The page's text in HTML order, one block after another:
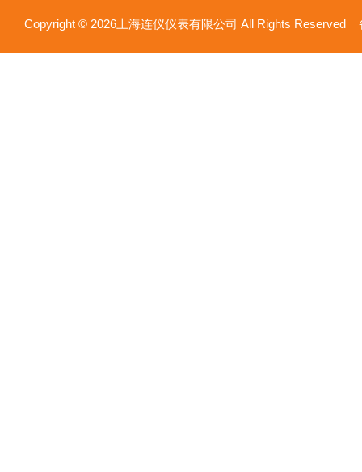
Copyright © 2026上海连仪仪表有限公司 All Rights Reserved